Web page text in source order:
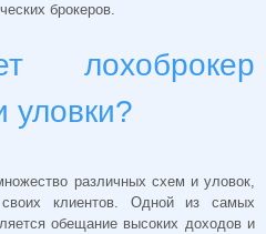
брокеров.
лохоброкер
уловки?
различных схем и уловок,
клиентов. Одной из самых
обещание высоких доходов и